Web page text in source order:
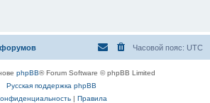
Часовой пояс: UTC
phpBB® Forum Software © phpBB Limited
Русская поддержка phpBB
| Правила